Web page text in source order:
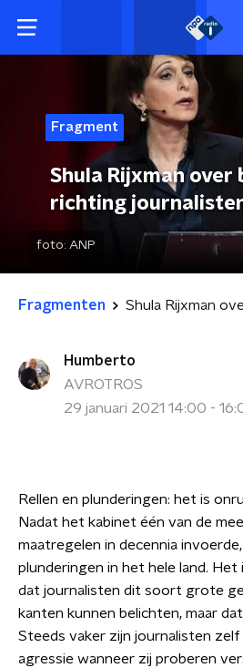
Fragment
Shula Rijxman over
richting
foto: ANP
Fragmenten
Humberto
AVROTROS
29 januari 2021 14:00 -
Rellen en plunderingen: het is
Nadat het kabinet één van de
maatregelen in decennia
plunderingen in het hele land. Het
dat journalisten dit soort grote
kanten kunnen belichten, maar
Steeds vaker zijn journalisten
agressie wanneer zij proberen